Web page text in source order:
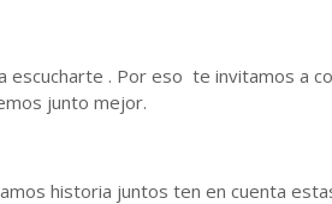
escucharte . Por eso te invitamos a
junto mejor.
historia juntos ten en cuenta